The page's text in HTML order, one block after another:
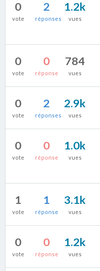
0
vote
2
réponses
1.2k
vues
0
vote
0
réponse
784
vues
0
vote
2
réponses
2.9k
vues
0
vote
0
réponse
1.0k
vues
1
vote
1
réponse
3.1k
vues
0
vote
0
réponse
1.2k
vues